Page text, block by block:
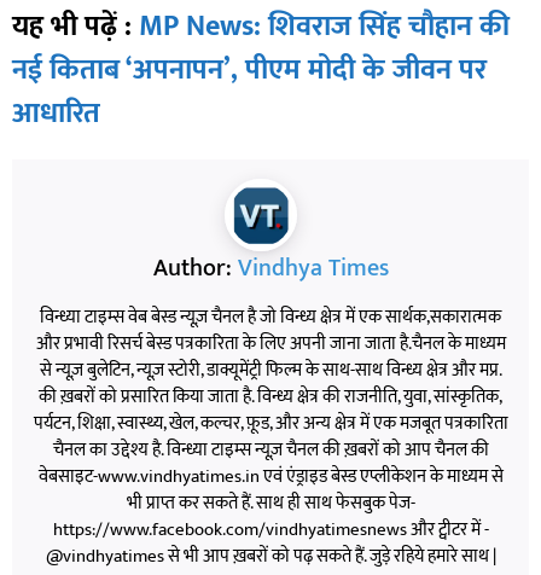
यह भी पढ़ें : MP News: शिवराज सिंह चौहान की
नई किताब ‘अपनापन’, पीएम मोदी के जीवन पर
आधारित
Author:Vindhya Times
विन्ध्या टाइम्स वेब बेस्ड न्यूज़ चैनल है जो विन्ध्य क्षेत्र में एक सार्थक,सकारात्मक
और प्रभावी रिसर्च बेस्ड पत्रकारिता के लिए अपनी जाना जाता है.चैनल के माध्यम
से न्यूज़ बुलेटिन, न्यूज़ स्टोरी, डाक्यूमेंट्री फिल्म के साथ-साथ विन्ध्य क्षेत्र और मप्र.
की ख़बरों को प्रसारित किया जाता है. विन्ध्य क्षेत्र की राजनीति, युवा, सांस्कृतिक,
पर्यटन, शिक्षा, स्वास्थ्य, खेल, कल्चर, फ़ूड, और अन्य क्षेत्र में एक मजबूत पत्रकारिता
चैनल का उद्देश्य है. विन्ध्या टाइम्स न्यूज़ चैनल की ख़बरों को आप चैनल की
वेबसाइट-www.vindhyatimes.in एवं एंड्राइड बेस्ड एप्लीकेशन के माध्यम से
भी प्राप्त कर सकते हैं. साथ ही साथ फेसबुक पेज-
https://www.facebook.com/vindhyatimesnews और ट्वीटर में -
@vindhyatimes से भी आप ख़बरों को पढ़ सकते हैं. जुड़े रहिये हमारे साथ |